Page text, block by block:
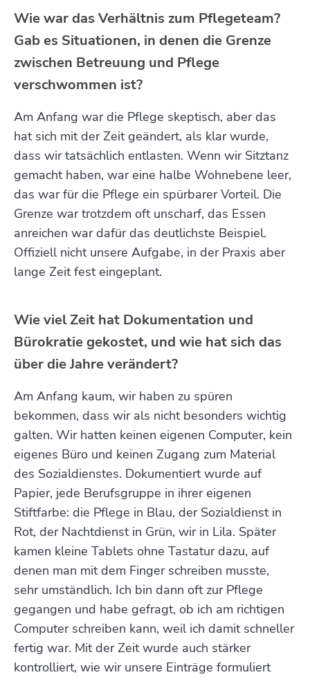
Wie war das Verhältnis zum Pflegeteam?
Gab es Situationen, in denen die Grenze
zwischen Betreuung und Pflege
verschwommen ist?
Am Anfang war die Pflege skeptisch, aber das
hat sich mit der Zeit geändert, als klar wurde,
dass wir tatsächlich entlasten. Wenn wir Sitztanz
gemacht haben, war eine halbe Wohnebene leer,
das war für die Pflege ein spürbarer Vorteil. Die
Grenze war trotzdem oft unscharf, das Essen
anreichen war dafür das deutlichste Beispiel.
Offiziell nicht unsere Aufgabe, in der Praxis aber
lange Zeit fest eingeplant.
Wie viel Zeit hat Dokumentation und
Bürokratie gekostet, und wie hat sich das
über die Jahre verändert?
Am Anfang kaum, wir haben zu spüren
bekommen, dass wir als nicht besonders wichtig
galten. Wir hatten keinen eigenen Computer, kein
eigenes Büro und keinen Zugang zum Material
des Sozialdienstes. Dokumentiert wurde auf
Papier, jede Berufsgruppe in ihrer eigenen
Stiftfarbe: die Pflege in Blau, der Sozialdienst in
Rot, der Nachtdienst in Grün, wir in Lila. Später
kamen kleine Tablets ohne Tastatur dazu, auf
denen man mit dem Finger schreiben musste,
sehr umständlich. Ich bin dann oft zur Pflege
gegangen und habe gefragt, ob ich am richtigen
Computer schreiben kann, weil ich damit schneller
fertig war. Mit der Zeit wurde auch stärker
kontrolliert, wie wir unsere Einträge formuliert